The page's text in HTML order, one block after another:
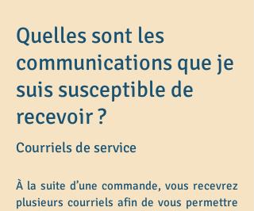
Quelles sont les
communications que je
suis susceptible de
recevoir ?
Courriels de service
À la suite d’une commande, vous recevrez
plusieurs courriels afin de vous permettre